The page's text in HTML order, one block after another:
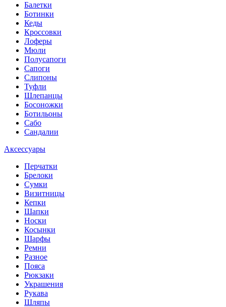
Балетки
Ботинки
Кеды
Кроссовки
Лоферы
Мюли
Полусапоги
Сапоги
Слипоны
Туфли
Шлепанцы
Босоножки
Ботильоны
Сабо
Сандалии
Аксессуары
Перчатки
Брелоки
Сумки
Визитницы
Кепки
Шапки
Носки
Косынки
Шарфы
Ремни
Разное
Пояса
Рюкзаки
Украшения
Рукава
Шляпы